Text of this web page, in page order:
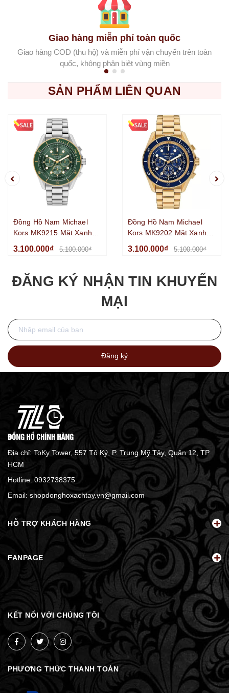
Giao hàng miễn phí toàn quốc
Giao hàng COD (thu hộ) và miễn phí vận chuyển trên toàn
quốc, không phân biệt vùng miền
SẢN PHẨM LIÊN QUAN
Đồng Hồ Nam Michael
Kors MK9215 Mặt Xanh
Xoay Kim Loại Màu Silver
3.100.000₫ 5.100.000₫
Đồng Hồ Nam Michael
Kors MK9202 Mặt Xanh
Benzel Xoay Kim Loại Mạ
3.100.000₫ 5.100.000₫
ĐĂNG KÝ NHẬN TIN KHUYẾN
MẠI
Đăng ký
Địa chỉ: ToKy Tower, 557 Tô Ký, P. Trung Mỹ Tây, Quận 12, TP
HCM
Hotline: 0932738375
Email: shopdonghoxachtay.vn@gmail.com
HỖ TRỢ KHÁCH HÀNG
FANPAGE
KẾT NỐI VỚI CHÚNG TÔI
PHƯƠNG THỨC THANH TOÁN